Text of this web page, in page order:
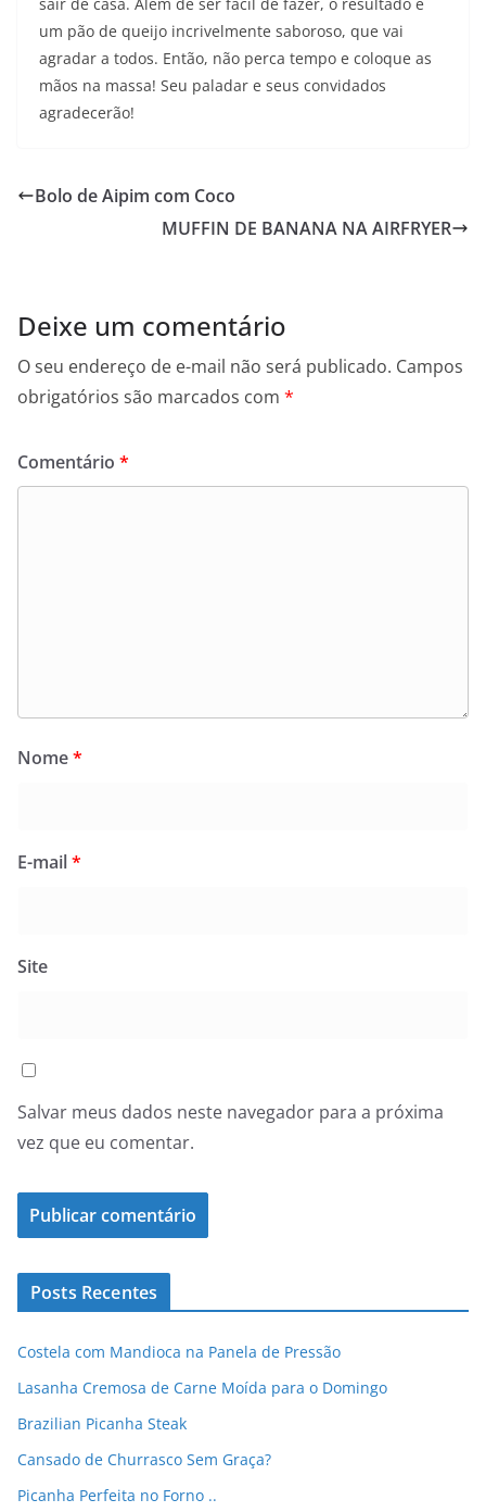
um pão de queijo incrivelmente saboroso, que vai
agradar a todos. Então, não perca tempo e coloque as
mãos na massa! Seu paladar e seus convidados
agradecerão!
Bolo de Aipim com Coco
MUFFIN DE BANANA NA AIRFRYER
Deixe um comentário
O seu endereço de e-mail não será publicado. Campos
obrigatórios são marcados com *
Comentário *
Nome*
E-mail*
Site
Salvar meus dados neste navegador para a próxima
vez que eu comentar.
Posts Recentes
Costela com Mandioca na Panela de Pressão
Lasanha Cremosa de Carne Moída para o Domingo
Brazilian Picanha Steak
Cansado de Churrasco Sem Graça?
Picanha Perfeita no Forno ..